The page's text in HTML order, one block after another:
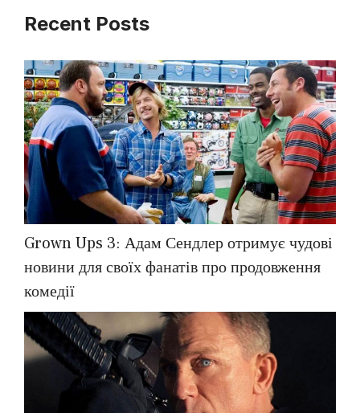
Recent Posts
Grown Ups 3: Адам Сендлер отримує чудові
новини для своїх фанатів про продовження
комедії